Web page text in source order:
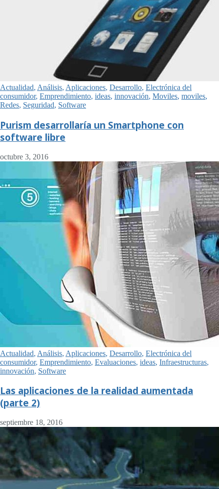
Actualidad, Análisis, Aplicaciones, Desarrollo, Electrónica del
consumidor, Emprendimiento, ideas, innovación, Moviles, moviles,
Redes, Seguridad, Software
Purism desarrollaría un Smartphone con
software libre
octubre 3, 2016
Actualidad, Análisis, Aplicaciones, Desarrollo, Electrónica del
consumidor, Emprendimiento, Evaluaciones, ideas, Infraestructuras,
innovación, Software
Las aplicaciones de la realidad aumentada
(parte 2)
septiembre 18, 2016